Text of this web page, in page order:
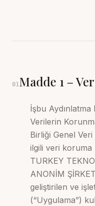
01Madde 1 –
İşbu Aydınlatma
Verilerin
Birliği Genel
ilgili veri koruma
TURKEY
ANONİM
geliştirilen ve
(“Uygulama”)